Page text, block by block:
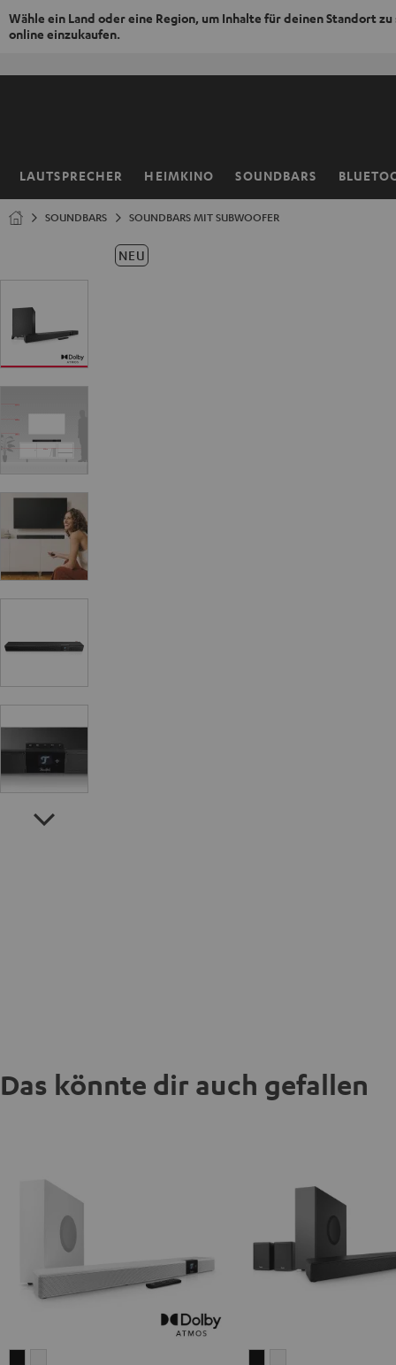
Wähle ein Land oder eine Region, um Inhalte für deinen Standort zu
online einzukaufen.
LAUTSPRECHER HEIMKINO SOUNDBARS
Startseite
SOUNDBARS SOUNDBARS MIT SUBWOOFER
NEU
Das könnte dir auch gefallen